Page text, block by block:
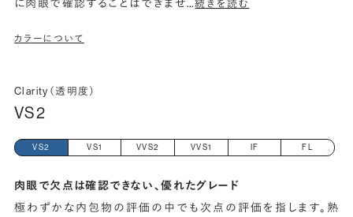
続きを読む
カラーについて
Clarity（透明度）
VS2
VS2 VS1 VVS2 VVS1 IF FL
肉眼で欠点は確認できない、優れたグレード
極わずかな内包物の評価の中でも次点の評価を指します。熟